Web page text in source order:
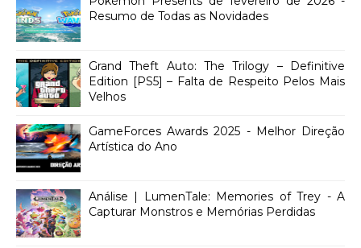
Resumo de Todas as Novidades
Grand Theft Auto: The Trilogy – Definitive
Edition [PS5] – Falta de Respeito Pelos Mais
Velhos
GameForces Awards 2025 - Melhor Direção
Artística do Ano
Análise | LumenTale: Memories of Trey - A
Capturar Monstros e Memórias Perdidas